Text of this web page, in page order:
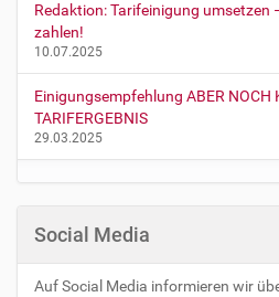
Redaktion: Tarifeinigung umsetzen
zahlen!
10.07.2025
Einigungsempfehlung ABER NOCH
TARIFERGEBNIS
29.03.2025
Social Media
Auf Social Media informieren wir